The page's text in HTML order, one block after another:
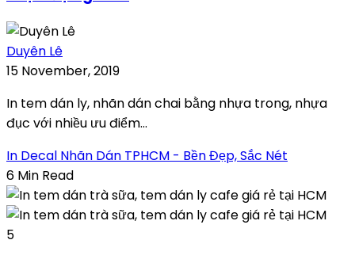
Duyên Lê
15 November, 2019
In tem dán ly, nhãn dán chai bằng nhựa trong, nhựa
đục với nhiều ưu điểm...
In Decal Nhãn Dán TPHCM - Bền Đẹp, Sắc Nét
6 Min Read
5